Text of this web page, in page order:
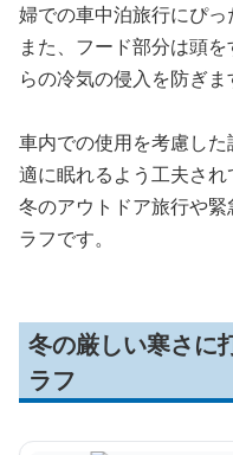
婦での車中泊旅行にぴっ
また、フード部分は頭
らの冷気の侵入を防ぎま
車内での使用を考慮し
適に眠れるよう工夫され
冬のアウトドア旅行や
ラフです。
冬の厳しい寒さに
ラフ